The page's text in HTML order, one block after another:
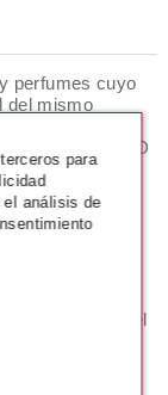
perfumes cuyo
del mismo
de los 70,
colección "AD
cuando se
serie
bella" define
lo que la
desde los
alpaca) hasta el
las fragancias
la más
para
el análisis de